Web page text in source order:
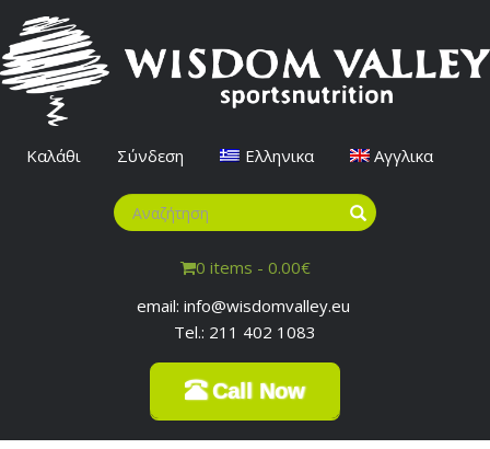
Καλάθι Σύνδεση Ελληνικα Αγγλικα
0 items - 0.00€
email: info@wisdomvalley.eu
Tel.: 211 402 1083
Call Now